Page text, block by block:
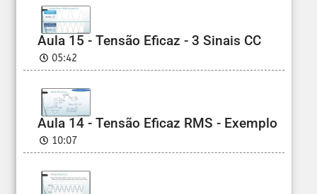
Aula 15 - Tensão Eficaz - 3 Sinais CC
05:42
Aula 14 - Tensão Eficaz RMS - Exemplo
10:07